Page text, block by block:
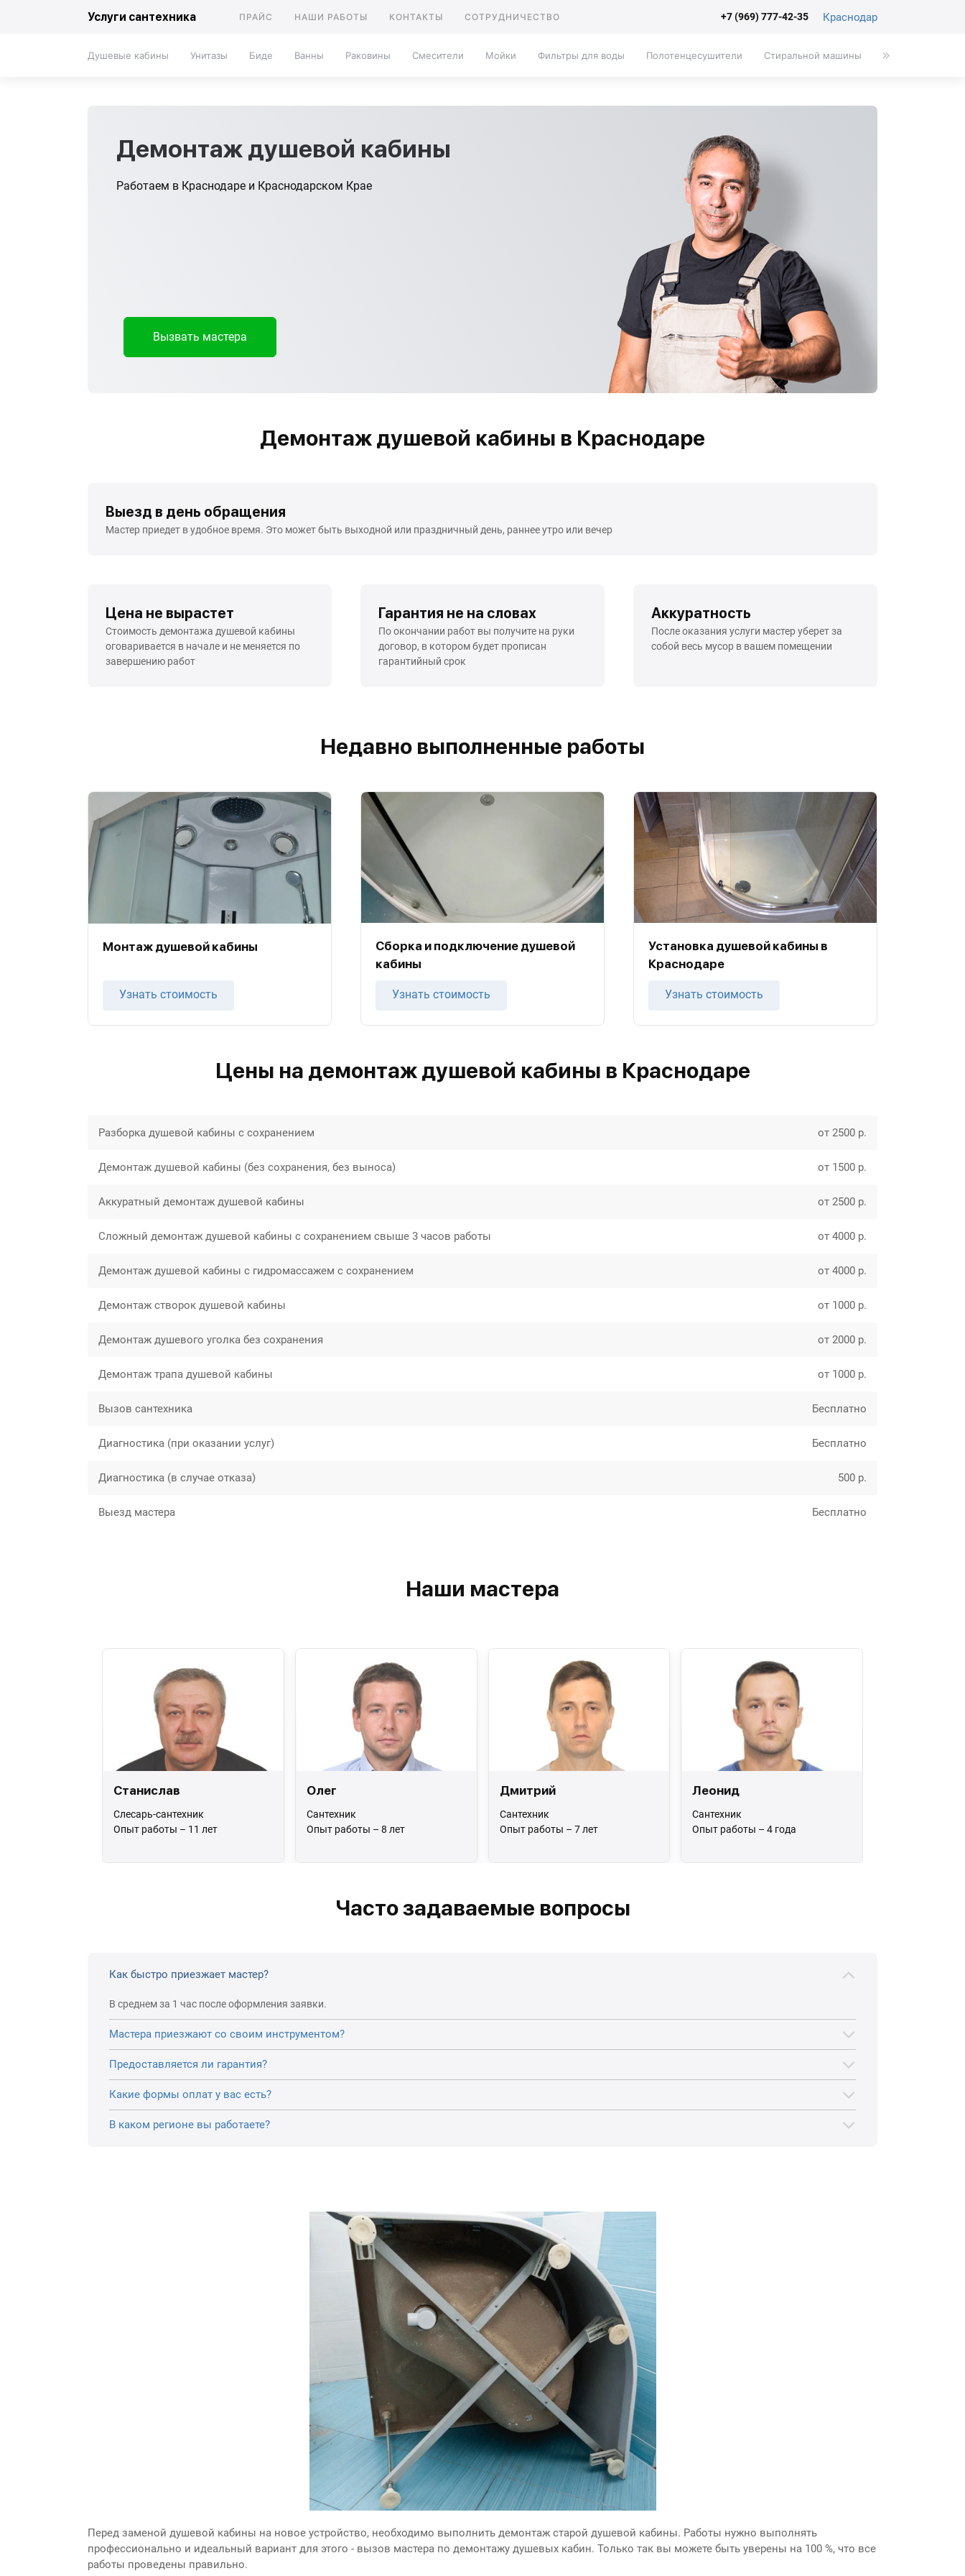
Услуги сантехника ПРАЙС НАШИ РАБОТЫ КОНТАКТЫ СОТРУДНИЧЕСТВО +7 (969) 777-42-35 Краснодар
Душевые кабины Унитазы Биде Ванны Раковины Смесители Мойки Фильтры для воды Полотенцесушители Стиральной машины Писсуары
Демонтаж душевой кабины
Работаем в Краснодаре и Краснодарском Крае
Вызвать мастера
Демонтаж душевой кабины в Краснодаре
Выезд в день обращения
Мастер приедет в удобное время. Это может быть выходной или праздничный день, раннее утро или вечер
Цена не вырастет
Стоимость демонтажа душевой кабины
оговаривается в начале и не меняется по
завершению работ
Гарантия не на словах
По окончании работ вы получите на руки
договор, в котором будет прописан
гарантийный срок
Аккуратность
После оказания услуги мастер уберет за
собой весь мусор в вашем помещении
Недавно выполненные работы
Монтаж душевой кабины
Узнать стоимость
Сборка и подключение душевой
кабины
Узнать стоимость
Установка душевой кабины в
Краснодаре
Узнать стоимость
Цены на демонтаж душевой кабины в Краснодаре
Разборка душевой кабины с сохранением от 2500 р.
Демонтаж душевой кабины (без сохранения, без выноса) от 1500 р.
Аккуратный демонтаж душевой кабины от 2500 р.
Сложный демонтаж душевой кабины с сохранением свыше 3 часов работы от 4000 р.
Демонтаж душевой кабины с гидромассажем с сохранением от 4000 р.
Демонтаж створок душевой кабины от 1000 р.
Демонтаж душевого уголка без сохранения от 2000 р.
Демонтаж трапа душевой кабины от 1000 р.
Вызов сантехника Бесплатно
Диагностика (при оказании услуг) Бесплатно
Диагностика (в случае отказа) 500 р.
Выезд мастера Бесплатно
Наши мастера
Станислав
Слесарь-сантехник
Опыт работы – 11 лет
Олег
Сантехник
Опыт работы – 8 лет
Дмитрий
Сантехник
Опыт работы – 7 лет
Леонид
Сантехник
Опыт работы – 4 года
Часто задаваемые вопросы
Как быстро приезжает мастер?
В среднем за 1 час после оформления заявки.
Мастера приезжают со своим инструментом?
Предоставляется ли гарантия?
Какие формы оплат у вас есть?
В каком регионе вы работаете?
Перед заменой душевой кабины на новое устройство, необходимо выполнить демонтаж старой душевой кабины. Работы нужно выполнять
профессионально и идеальный вариант для этого - вызов мастера по демонтажу душевых кабин. Только так вы можете быть уверены на 100 %, что все
работы проведены правильно.